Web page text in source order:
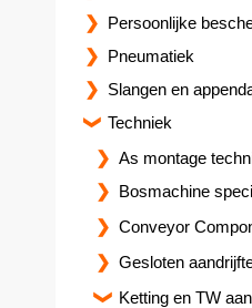
Persoonlijke
Pneumatiek
Slangen en
Techniek
As montage
Bosmachine
Conveyor
Gesloten
Ketting en TW